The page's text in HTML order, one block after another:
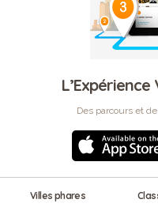
Des parcours et
Villes phares